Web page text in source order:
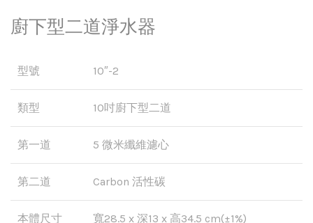
廚下型二道淨水器
型號 10″-2
類型 10吋廚下型二道
第一道 5 微米纖維濾心
第二道 Carbon 活性碳
本體尺寸 寬28.5 x 深13 x 高34.5 cm(±1%)